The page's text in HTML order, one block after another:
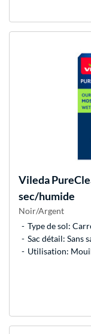
Vileda
sec/humide
Noir/Argent
Type de sol:
Sac détail: Sans
Utilisation: